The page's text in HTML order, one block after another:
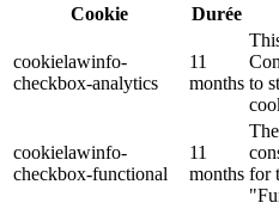
Cookie
Durée
cookielawinfo-
checkbox-analytics
11
months to
cookielawinfo-
checkbox-functional
11
months for